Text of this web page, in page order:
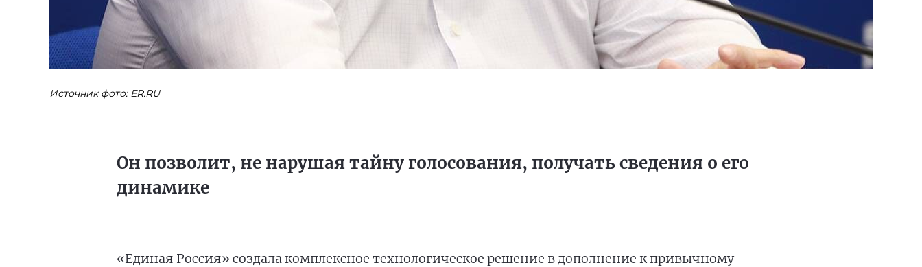
Источник фото: ER.RU
Он позволит, не нарушая тайну голосования, получать сведения о его
динамике
«Единая Россия» создала комплексное технологическое решение в дополнение к привычному